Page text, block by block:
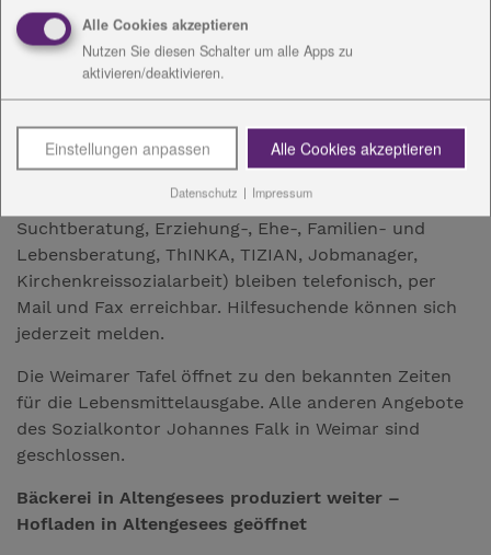
der Freien Montessori-Gemeinschaftsschule erhalten
Hausaufgaben und können per Email mit den
Pädagogen Kontakt aufnehmen.
Alle Kindergärten in unserer Trägerschaft wurden
geschlossen. Gleichzeitig wird eine
Notgruppenbetreuung vorgehalten.
Die Beratungsstellen und Arbeitsmarktprojekte (z. B.
Suchtberatung, Erziehung-, Ehe-, Familien- und
Lebensberatung, ThINKA, TIZIAN, Jobmanager,
Kirchenkreissozialarbeit) bleiben telefonisch, per
Mail und Fax erreichbar. Hilfesuchende können sich
jederzeit melden.
Die Weimarer Tafel öffnet zu den bekannten Zeiten
für die Lebensmittelausgabe. Alle anderen Angebote
des Sozialkontor Johannes Falk in Weimar sind
geschlossen.
Bäckerei in Altengesees produziert weiter –
Hofladen in Altengesees geöffnet
Alle Cookies akzeptieren
Nutzen Sie diesen Schalter um alle Apps zu
aktivieren/deaktivieren.
Einstellungen anpassen Alle Cookies akzeptieren
Datenschutz | Impressum